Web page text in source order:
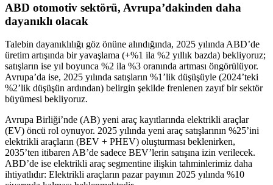
ABD otomotiv sektörü, Avrupa’dakinden daha
dayanıklı olacak
Talebin dayanıklılığı göz önüne alındığında, 2025 yılında ABD’de
üretim artışında bir yavaşlama (+%1 ila %2 yıllık bazda) bekliyoruz;
satışların ise yıl boyunca %2 ila %3 oranında artması öngörülüyor.
Avrupa’da ise, 2025 yılında satışların %1’lik düşüşüyle (2024’teki
%2’lik düşüşün ardından) belirgin şekilde frenlenen zayıf bir sektör
büyümesi bekliyoruz.
Avrupa Birliği’nde (AB) yeni araç kayıtlarında elektrikli araçlar
(EV) öncü rol oynuyor. 2025 yılında yeni araç satışlarının %25’ini
elektrikli araçların (BEV + PHEV) oluşturması beklenirken,
2035’ten itibaren AB’de sadece BEV’lerin satışına izin verilecek.
ABD’de ise elektrikli araç segmentine ilişkin tahminlerimiz daha
ihtiyatlıdır: Elektrikli araçların pazar payının 2025 yılında %10